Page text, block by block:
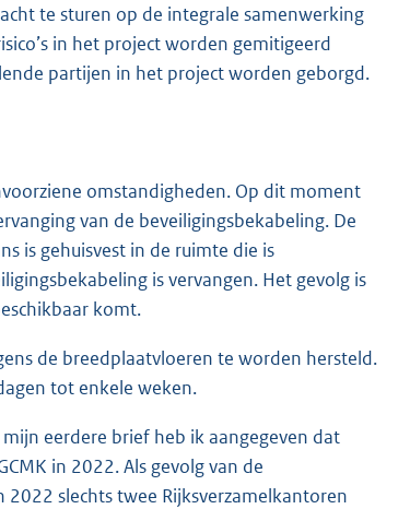
te sturen op de integrale samenwerking
in het project worden gemitigeerd
partijen in het project worden geborgd.
omstandigheden. Op dit moment
van de beveiligingsbekabeling. De
is gehuisvest in de ruimte die is
is vervangen. Het gevolg is
komt.
de breedplaatvloeren te worden hersteld.
tot enkele weken.
eerdere brief heb ik aangegeven dat
in 2022. Als gevolg van de
slechts twee Rijksverzamelkantoren